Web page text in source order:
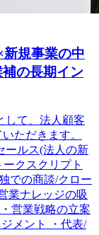
新規事業の中
の長期イン
して、法人顧客
ただきます。
ールス(法人の新
クスクリプト
での商談/クロー
業ナレッジの吸
営業戦略の立案
メント ・代表/